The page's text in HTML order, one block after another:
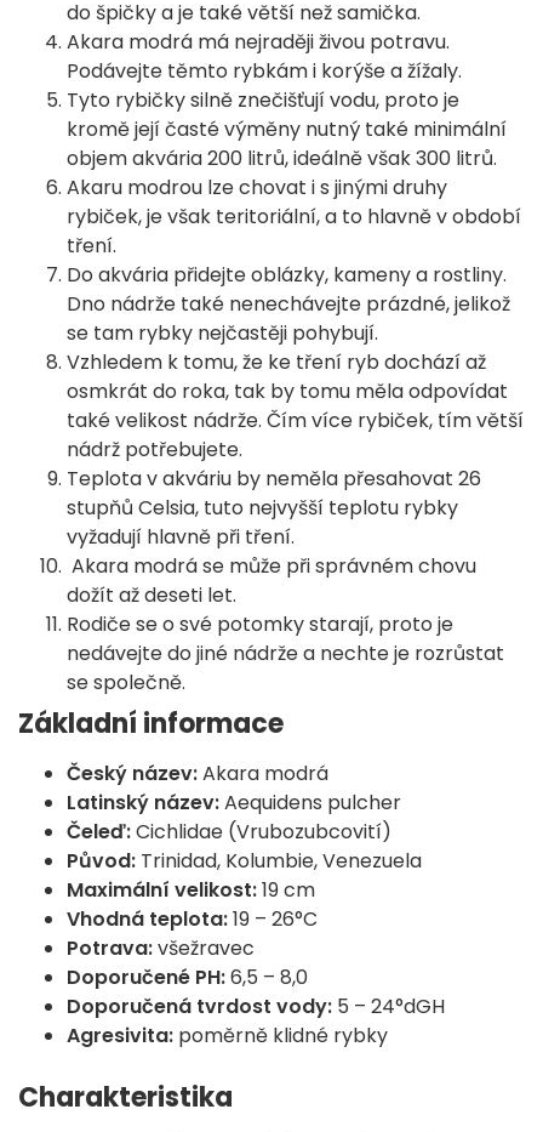
do špičky a je také větší než samička.
Akara modrá má nejraději živou potravu.
Podávejte těmto rybkám i korýše a žížaly.
Tyto rybičky silně znečišťují vodu, proto je
kromě její časté výměny nutný také minimální
objem akvária 200 litrů, ideálně však 300 litrů.
Akaru modrou lze chovat i s jinými druhy
rybiček, je však teritoriální, a to hlavně v období
tření.
Do akvária přidejte oblázky, kameny a rostliny.
Dno nádrže také nenechávejte prázdné, jelikož
se tam rybky nejčastěji pohybují.
Vzhledem k tomu, že ke tření ryb dochází až
osmkrát do roka, tak by tomu měla odpovídat
také velikost nádrže. Čím více rybiček, tím větší
nádrž potřebujete.
Teplota v akváriu by neměla přesahovat 26
stupňů Celsia, tuto nejvyšší teplotu rybky
vyžadují hlavně při tření.
Akara modrá se může při správném chovu
dožít až deseti let.
Rodiče se o své potomky starají, proto je
nedávejte do jiné nádrže a nechte je rozrůstat
se společně.
Základní informace
Český název:Akara modrá
Latinský název:Aequidens pulcher
Čeleď:Cichlidae (Vrubozubcovití)
Původ: Trinidad, Kolumbie, Venezuela
Maximální velikost:19 cm
Vhodná teplota:19 – 26°C
Potrava:všežravec
Doporučené PH:6,5 – 8,0
Doporučená tvrdost vody: 5 – 24°dGH
Agresivita: poměrně klidné rybky
Charakteristika